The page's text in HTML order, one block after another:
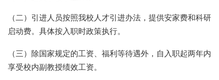
（二）引进人员按照我校人才引进办法，提供安家费和科研
启动费。具体按入职时政策执行。
（三）除国家规定的工资、福利等待遇外，自入职起两年内
享受校内副教授绩效工资。